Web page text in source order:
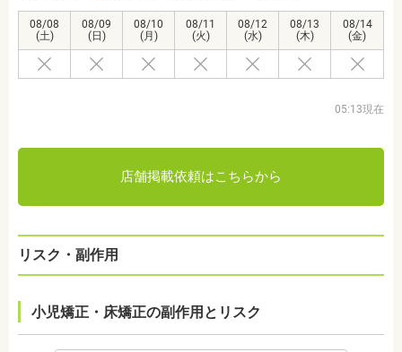
08/08
(土)
08/09
(日)
08/10
(月)
08/11
(火)
08/12
(水)
08/13
(木)
08/14
(金)
05:13現在
店舗掲載依頼はこちらから
リスク・副作用
小児矯正・床矯正の副作用とリスク